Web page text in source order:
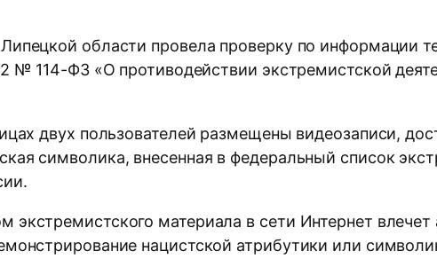
области провела проверку по информации
№ 114-ФЗ «О противодействии экстремистской
двух пользователей размещены видеозаписи,
символика, внесенная в федеральный список
экстремистского материала в сети Интернет
нацистской атрибутики или